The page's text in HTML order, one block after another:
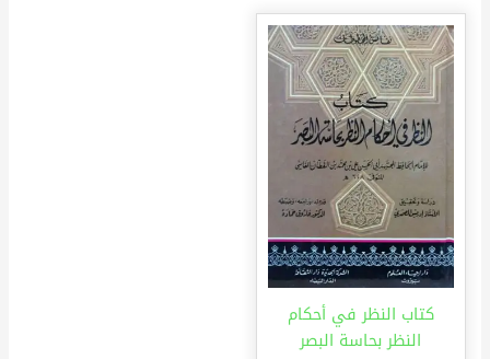
كتاب النظر في أحكام
النظر بحاسة البصر